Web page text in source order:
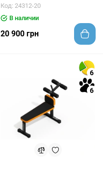
Код: 24312-20
В наличии
20 900 грн
6
6